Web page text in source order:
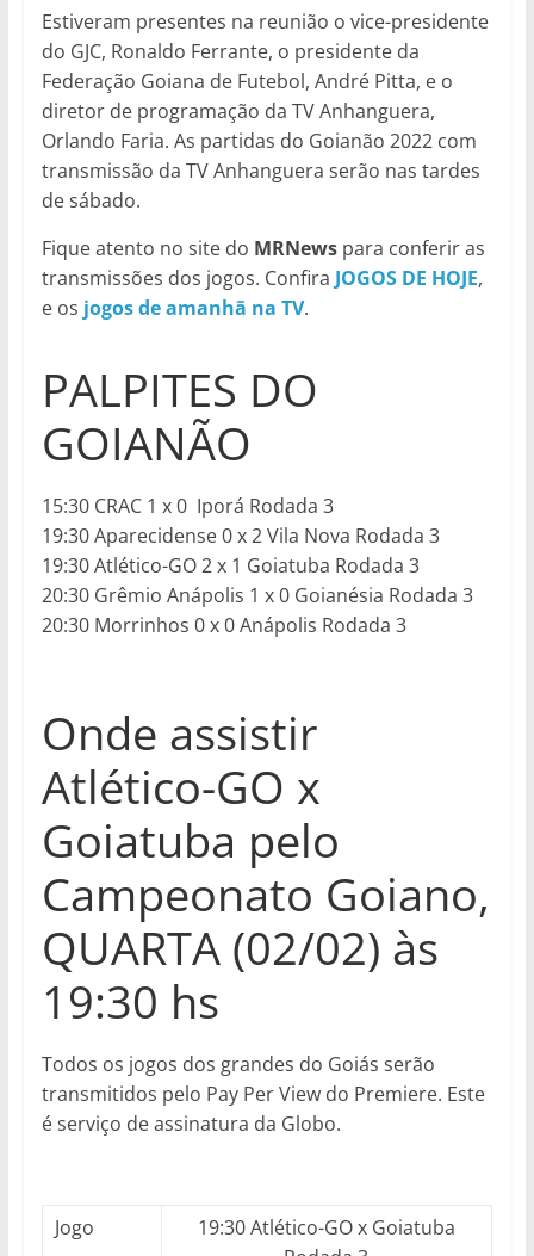
Estiveram presentes na reunião o vice-presidente
do GJC, Ronaldo Ferrante, o presidente da
Federação Goiana de Futebol, André Pitta, e o
diretor de programação da TV Anhanguera,
Orlando Faria. As partidas do Goianão 2022 com
transmissão da TV Anhanguera serão nas tardes
de sábado.
Fique atento no site do MRNewspara conferir as
transmissões dos jogos. Confira JOGOS DE HOJE,
e os jogos de amanhã na TV.
PALPITES DO
GOIANÃO
15:30 CRAC 1 x 0 Iporá Rodada 3
19:30 Aparecidense 0 x 2 Vila Nova Rodada 3
19:30 Atlético-GO 2 x 1 Goiatuba Rodada 3
20:30 Grêmio Anápolis 1 x 0 Goianésia Rodada 3
20:30 Morrinhos 0 x 0 Anápolis Rodada 3
Onde assistir
Atlético-GO x
Goiatuba pelo
Campeonato Goiano,
QUARTA (02/02) às
19:30 hs
Todos os jogos dos grandes do Goiás serão
transmitidos pelo Pay Per View do Premiere. Este
é serviço de assinatura da Globo.
Jogo
19:30 Atlético-GO x Goiatuba